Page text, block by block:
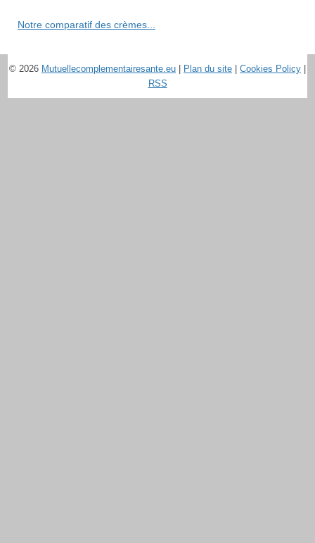
Notre comparatif des crèmes...
© 2026 Mutuellecomplementairesante.eu Plan du site Cookies Policy
RSS